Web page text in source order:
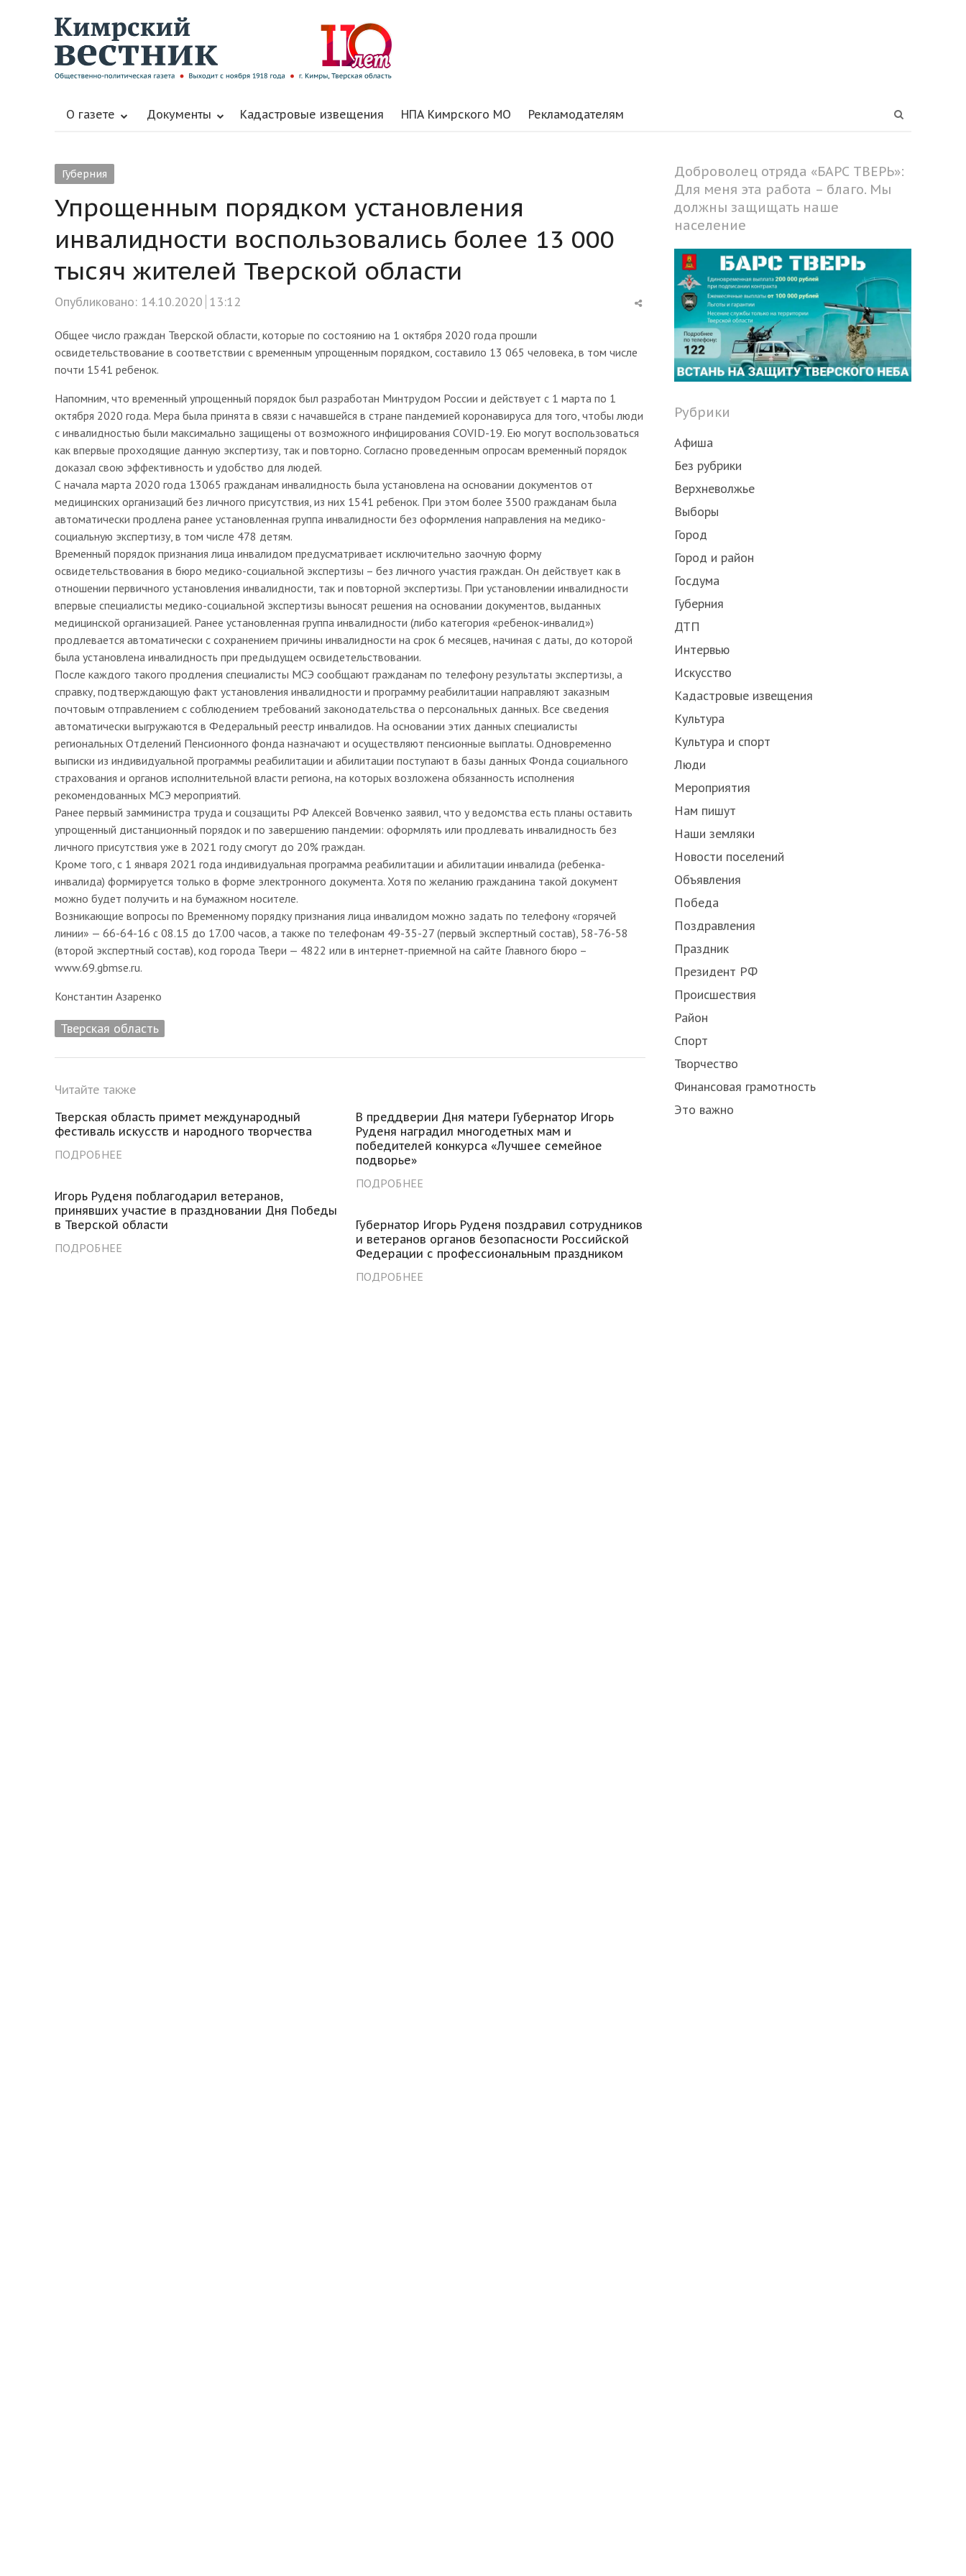
О газете Документы Кадастровые извещения НПА Кимрского МО Рекламодателям
Губерния
Упрощенным порядком установления
инвалидности воспользовались более 13 000
тысяч жителей Тверской области
Опубликовано: 14.10.2020 13:12
Share
Общее число граждан Тверской области, которые по состоянию на 1 октября 2020 года прошли
освидетельствование в соответствии с временным упрощенным порядком, составило 13 065 человека, в том числе
почти 1541 ребенок.
Напомним, что временный упрощенный порядок был разработан Минтрудом России и действует с 1 марта по 1
октября 2020 года. Мера была принята в связи с начавшейся в стране пандемией коронавируса для того, чтобы люди
с инвалидностью были максимально защищены от возможного инфицирования COVID-19. Ею могут воспользоваться
как впервые проходящие данную экспертизу, так и повторно. Согласно проведенным опросам временный порядок
доказал свою эффективность и удобство для людей.
С начала марта 2020 года 13065 гражданам инвалидность была установлена на основании документов от
медицинских организаций без личного присутствия, из них 1541 ребенок. При этом более 3500 гражданам была
автоматически продлена ранее установленная группа инвалидности без оформления направления на медико-
социальную экспертизу, в том числе 478 детям.
Временный порядок признания лица инвалидом предусматривает исключительно заочную форму
освидетельствования в бюро медико-социальной экспертизы – без личного участия граждан. Он действует как в
отношении первичного установления инвалидности, так и повторной экспертизы. При установлении инвалидности
впервые специалисты медико-социальной экспертизы выносят решения на основании документов, выданных
медицинской организацией. Ранее установленная группа инвалидности (либо категория «ребенок-инвалид»)
продлевается автоматически с сохранением причины инвалидности на срок 6 месяцев, начиная с даты, до которой
была установлена инвалидность при предыдущем освидетельствовании.
После каждого такого продления специалисты МСЭ сообщают гражданам по телефону результаты экспертизы, а
справку, подтверждающую факт установления инвалидности и программу реабилитации направляют заказным
почтовым отправлением с соблюдением требований законодательства о персональных данных. Все сведения
автоматически выгружаются в Федеральный реестр инвалидов. На основании этих данных специалисты
региональных Отделений Пенсионного фонда назначают и осуществляют пенсионные выплаты. Одновременно
выписки из индивидуальной программы реабилитации и абилитации поступают в базы данных Фонда социального
страхования и органов исполнительной власти региона, на которых возложена обязанность исполнения
рекомендованных МСЭ мероприятий.
Ранее первый замминистра труда и соцзащиты РФ Алексей Вовченко заявил, что у ведомства есть планы оставить
упрощенный дистанционный порядок и по завершению пандемии: оформлять или продлевать инвалидность без
личного присутствия уже в 2021 году смогут до 20% граждан.
Кроме того, с 1 января 2021 года индивидуальная программа реабилитации и абилитации инвалида (ребенка-
инвалида) формируется только в форме электронного документа. Хотя по желанию гражданина такой документ
можно будет получить и на бумажном носителе.
Возникающие вопросы по Временному порядку признания лица инвалидом можно задать по телефону «горячей
линии» — 66-64-16 с 08.15 до 17.00 часов, а также по телефонам 49-35-27 (первый экспертный состав), 58-76-58
(второй экспертный состав), код города Твери — 4822 или в интернет-приемной на сайте Главного бюро –
www.69.gbmse.ru.
Константин Азаренко
Тверская область
Читайте также
Тверская область примет международный
фестиваль искусств и народного творчества
ПОДРОБНЕЕ
В преддверии Дня матери Губернатор Игорь
Руденя наградил многодетных мам и
победителей конкурса «Лучшее семейное
подворье»
ПОДРОБНЕЕ
Игорь Руденя поблагодарил ветеранов,
принявших участие в праздновании Дня Победы
в Тверской области
ПОДРОБНЕЕ
Губернатор Игорь Руденя поздравил сотрудников
и ветеранов органов безопасности Российской
Федерации с профессиональным праздником
ПОДРОБНЕЕ
Доброволец отряда «БАРС ТВЕРЬ»:
Для меня эта работа – благо. Мы
должны защищать наше
население
Рубрики
Афиша
Без рубрики
Верхневолжье
Выборы
Город
Город и район
Госдума
Губерния
ДТП
Интервью
Искусство
Кадастровые извещения
Культура
Культура и спорт
Люди
Мероприятия
Нам пишут
Наши земляки
Новости поселений
Объявления
Победа
Поздравления
Праздник
Президент РФ
Происшествия
Район
Спорт
Творчество
Финансовая грамотность
Это важно